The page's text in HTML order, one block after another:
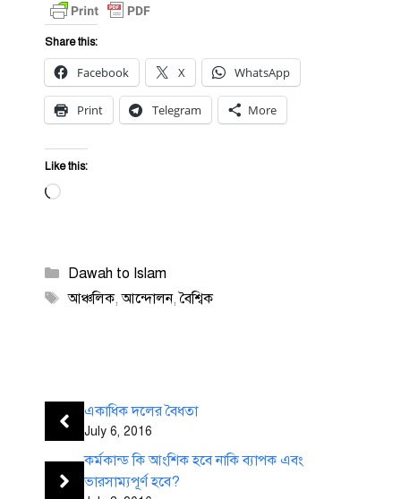
Share this:
Facebook X WhatsApp
Print Telegram More
Like this:
Loading…
Categories
Dawah to Islam
Tags
আঞ্চলিক,আন্দোলন,বৈশ্বিক
একাধিক দলের বৈধতা
July 6, 2016
কর্মকান্ড কি আংশিক হবে নাকি ব্যাপক এবং
ভারসাম্যপূর্ণ হবে?